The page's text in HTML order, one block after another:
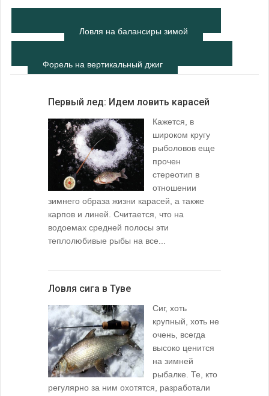
Ловля на балансиры зимой
Форель на вертикальный джиг
Первый лед: Идем ловить карасей
Кажется, в
широком кругу
рыболовов еще
прочен
стереотип в
отношении
зимнего образа жизни карасей, а также
карпов и линей. Считается, что на
водоемах средней полосы эти
теплолюбивые рыбы на все...
Ловля сига в Туве
Сиг, хоть
крупный, хоть не
очень, всегда
высоко ценится
на зимней
рыбалке. Те, кто
регулярно за ним охотятся, разработали